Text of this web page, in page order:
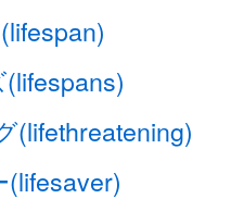
(lifethreatening)